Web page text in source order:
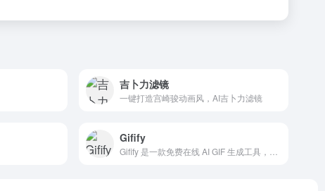
吉卜力滤镜
一键打造宫崎骏动画风，AI吉卜力滤镜
Gifify